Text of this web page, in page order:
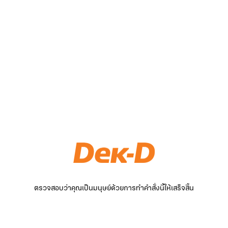
ตรวจสอบว่าคุณเป็นมนุษย์ด้วยการทำคำสั่งนี้ให้เสร็จสิ้น